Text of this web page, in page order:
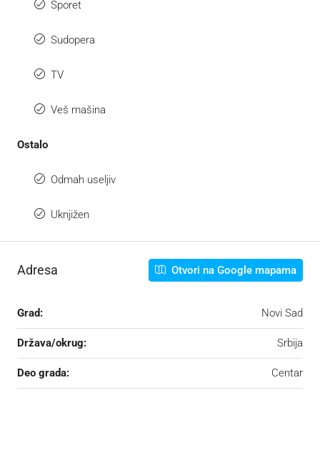
Šporet
Sudopera
TV
Veš mašina
Ostalo
Odmah useljiv
Uknjižen
Adresa Otvori na Google mapama
Grad: Novi Sad
Država/okrug: Srbija
Deo grada: Centar